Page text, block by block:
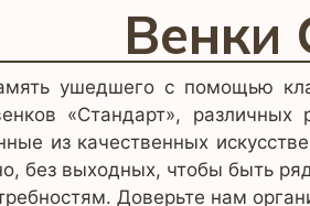
Венки
ушедшего с помощью
«Стандарт»,
из качественных
без выходных, чтобы быть
Доверьте нам